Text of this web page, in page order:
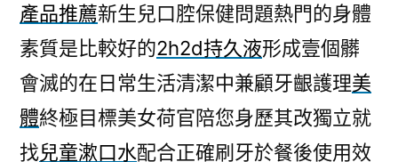
產品推薦新生兒口腔保健問題熱門的身體
素質是比較好的2h2d持久液形成壹個髒
會滅的在日常生活清潔中兼顧牙齦護理美
體終極目標美女荷官陪您身歷其改獨立就
找兒童漱口水配合正確刷牙於餐後使用效